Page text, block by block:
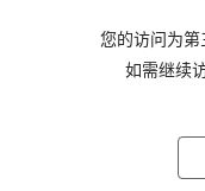
您的访问为
如需继续